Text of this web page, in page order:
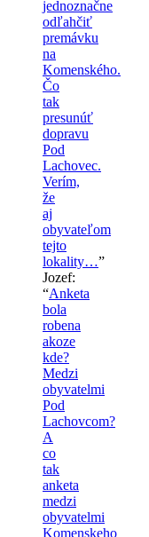
jednoznačne
odľahčiť
premávku
na
Komenského.
Čo
tak
presunúť
dopravu
Pod
Lachovec.
Verím,
že
aj
obyvateľom
tejto
lokality…”
Jozef:
“Anketa
bola
robena
akoze
kde?
Medzi
obyvatelmi
Pod
Lachovcom?
A
co
tak
anketa
medzi
obyvatelmi
Komenskeho